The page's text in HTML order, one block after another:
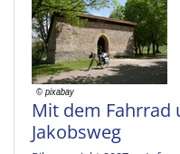
Mit dem Fahrrad
Jakobsweg